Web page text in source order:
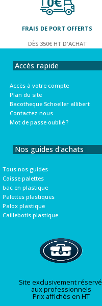
FRAIS DE PORT OFFERTS
DÈS 350€ HT D'ACHAT
Accès rapide
Accès à votre compte
Plan du site
Bacotheque Schoeller allibert
Contactez-nous
Mot de passe oublié ?
Nos guides d'achats
Tous nos guides
Caisse palettes
bac en plastique
Palettes plastiques
Palox plastique
Caillebotis plastique
Site exclusivement réservé
aux professionnels
Prix affichés en HT